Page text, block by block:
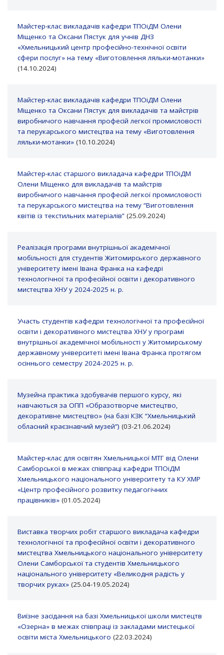
Майстер-клас викладачів кафедри ТПОіДМ Олени
Міщенко та Оксани Пястук для учнів ДНЗ
«Хмельницький центр професійно-технічної освіти
сфери послуг» на тему «Виготовлення ляльки-мотанки»
(14.10.2024)
Майстер-клас викладачів кафедри ТПОіДМ Олени
Міщенко та Оксани Пястук для викладачів та майстрів
виробничого навчання професій легкої промисловості
та перукарського мистецтва на тему «Виготовлення
ляльки-мотанки» (10.10.2024)
Майстер-клас старшого викладача кафедри ТПОіДМ
Олени Міщенко для викладачів та майстрів
виробничого навчання професій легкої промисловості
та перукарського мистецтва на тему “Виготовлення
квітів із текстильних матеріалів” (25.09.2024)
Реалізація програми внутрішньої академічної
мобільності для студентів Житомирського державного
університету імені Івана Франка на кафедрі
технологічної та професійної освіти і декоративного
мистецтва ХНУ у 2024-2025 н. р.
Участь студентів кафедри технологічної та професійної
освіти і декоративного мистецтва ХНУ у програмі
внутрішньої академічної мобільності у Житомирському
державному університеті імені Івана Франка протягом
осіннього семестру 2024-2025 н. р.
Музейна практика здобувачів першого курсу, які
навчаються за ОПП «Образотворче мистецтво,
декоративне мистецтво» (на базі КЗК “Хмельницький
обласний краєзнавчий музей”) (03-21.06.2024)
Майстер-клас для освітян Хмельницької МТГ від Олени
Самборської в межах співпраці кафедри ТПОіДМ
Хмельницького національного університету та КУ ХМР
«Центр професійного розвитку педагогічних
працівників» (01.05.2024)
Виставка творчих робіт старшого викладача кафедри
технологічної та професійної освіти і декоративного
мистецтва Хмельницького національного університету
Олени Самборської та студентів Хмельницького
національного університету «Великодня радість у
творчих руках» (25.04-19.05.2024)
Виїзне засідання на базі Хмельницької школи мистецтв
«Озерна» в межах співпраці із закладами мистецької
освіти міста Хмельницького (22.03.2024)